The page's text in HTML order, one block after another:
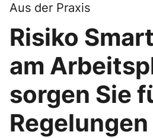
Aus der Praxis
Risiko
am
sorgen Sie
Regelungen